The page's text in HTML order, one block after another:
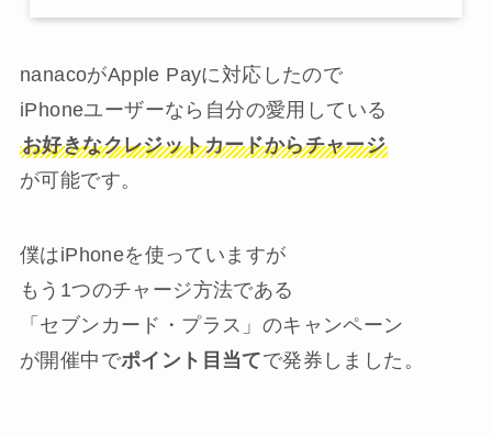
nanacoがApple Payに対応したので
iPhoneユーザーなら自分の愛用している
お好きなクレジットカードからチャージ
が可能です。
僕はiPhoneを使っていますが
もう1つのチャージ方法である
「セブンカード・プラス」のキャンペーン
が開催中でポイント目当てで発券しました。